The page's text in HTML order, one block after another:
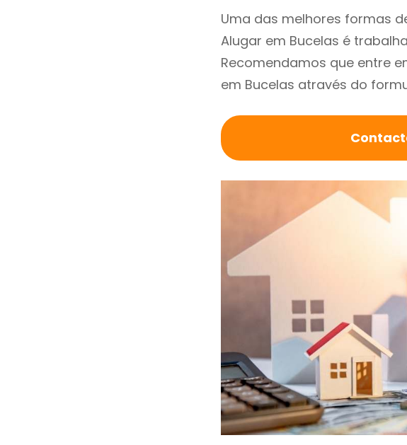
Uma das melhores formas
Alugar em Bucelas é
Recomendamos que entre
em Bucelas através do